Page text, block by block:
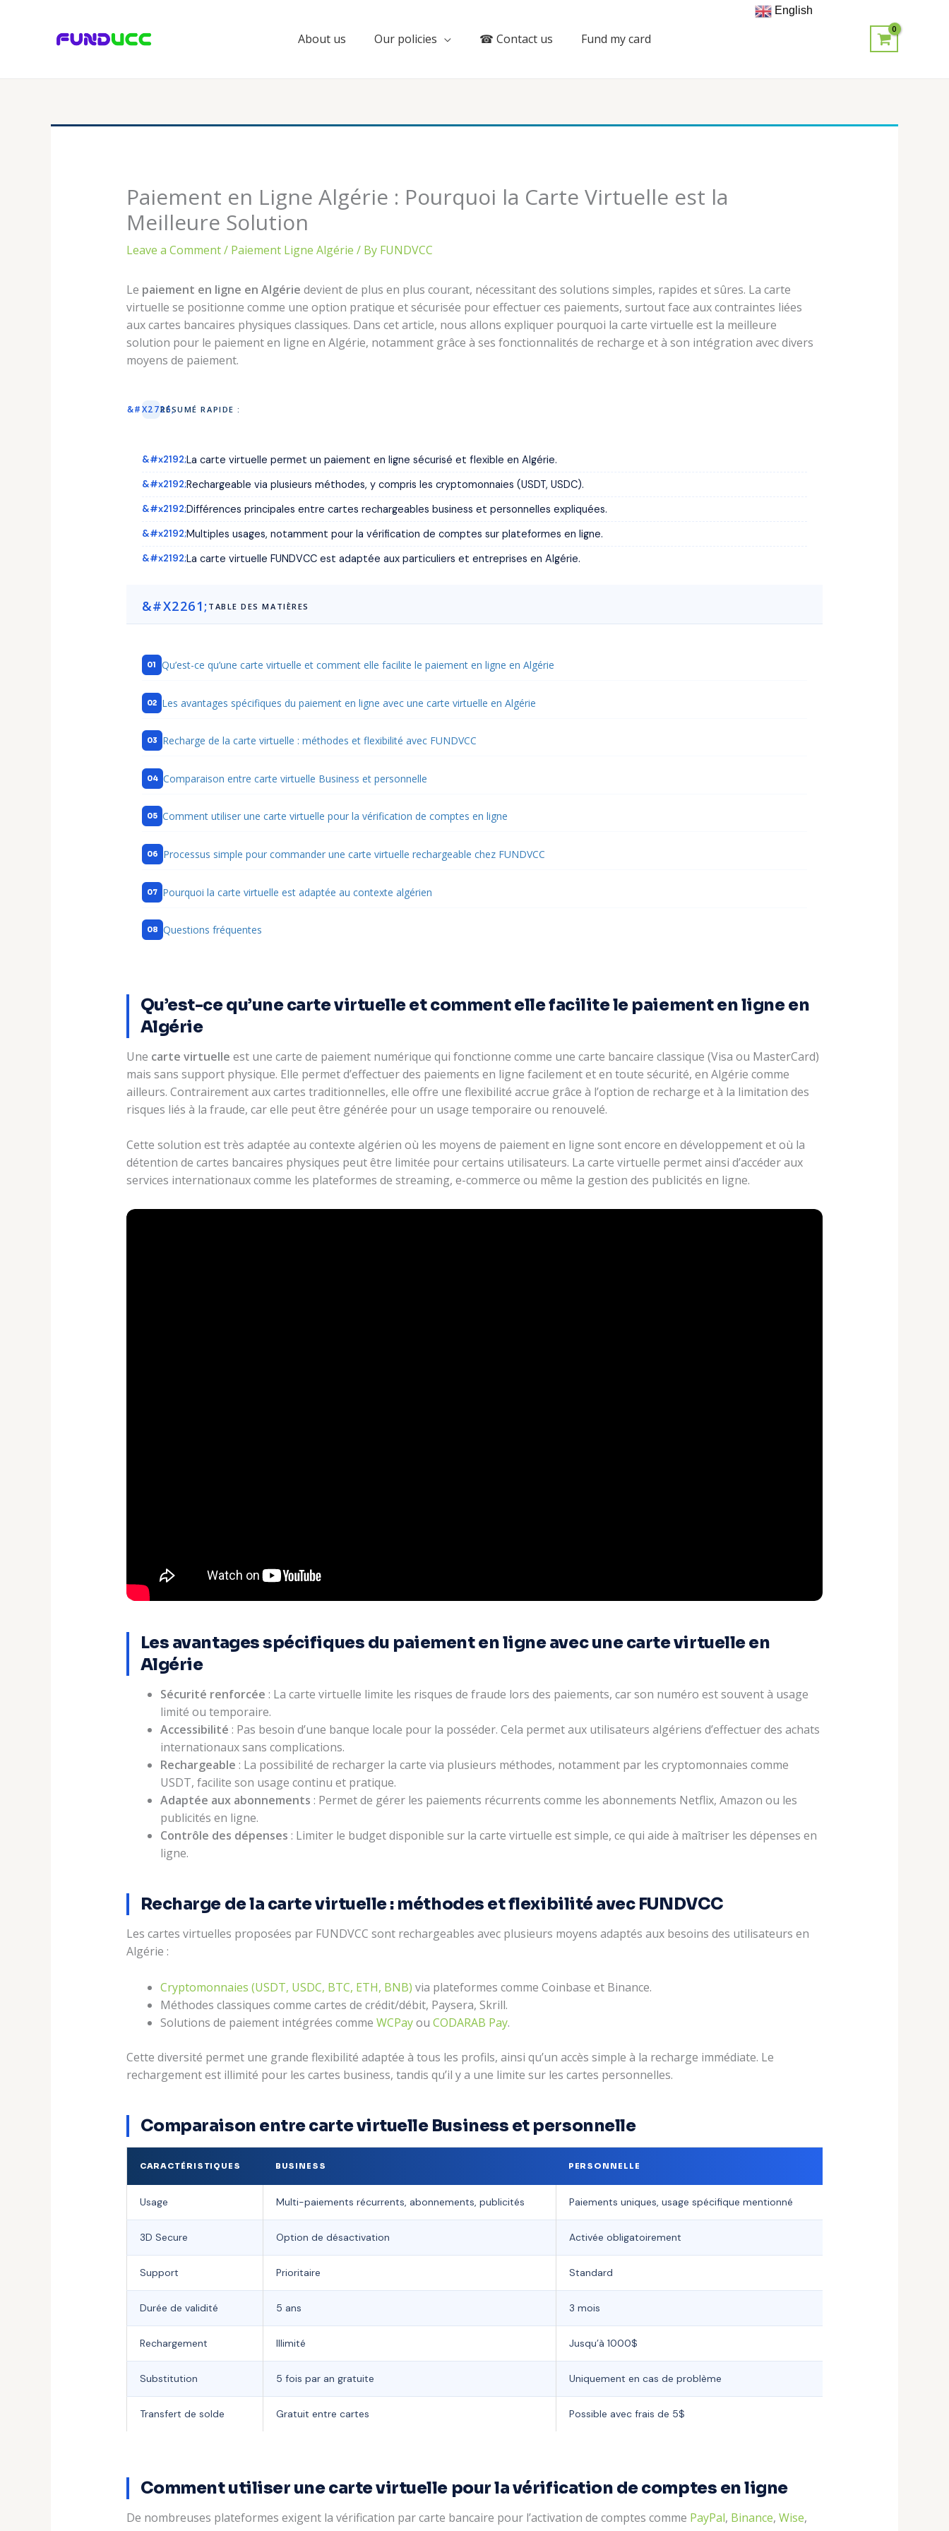
About us Our policies ☎ Contact us Fund my card
Paiement en Ligne Algérie : Pourquoi la Carte Virtuelle est la
Meilleure Solution
Leave a Comment/ Paiement Ligne Algérie / By FUNDVCC
Le paiement en ligne en Algérie devient de plus en plus courant, nécessitant des solutions simples, rapides et sûres. La carte
virtuelle se positionne comme une option pratique et sécurisée pour effectuer ces paiements, surtout face aux contraintes liées
aux cartes bancaires physiques classiques. Dans cet article, nous allons expliquer pourquoi la carte virtuelle est la meilleure
solution pour le paiement en ligne en Algérie, notamment grâce à ses fonctionnalités de recharge et à son intégration avec divers
moyens de paiement.
RÉSUMÉ RAPIDE :
La carte virtuelle permet un paiement en ligne sécurisé et flexible en Algérie.
Rechargeable via plusieurs méthodes, y compris les cryptomonnaies (USDT, USDC).
Différences principales entre cartes rechargeables business et personnelles expliquées.
Multiples usages, notamment pour la vérification de comptes sur plateformes en ligne.
La carte virtuelle FUNDVCC est adaptée aux particuliers et entreprises en Algérie.
TABLE DES MATIÈRES
Qu’est-ce qu’une carte virtuelle et comment elle facilite le paiement en ligne en Algérie
Les avantages spécifiques du paiement en ligne avec une carte virtuelle en Algérie
Recharge de la carte virtuelle : méthodes et flexibilité avec FUNDVCC
Comparaison entre carte virtuelle Business et personnelle
Comment utiliser une carte virtuelle pour la vérification de comptes en ligne
Processus simple pour commander une carte virtuelle rechargeable chez FUNDVCC
Pourquoi la carte virtuelle est adaptée au contexte algérien
Questions fréquentes
Qu’est-ce qu’une carte virtuelle et comment elle facilite le paiement en ligne en
Algérie
Une carte virtuelle est une carte de paiement numérique qui fonctionne comme une carte bancaire classique (Visa ou MasterCard)
mais sans support physique. Elle permet d’effectuer des paiements en ligne facilement et en toute sécurité, en Algérie comme
ailleurs. Contrairement aux cartes traditionnelles, elle offre une flexibilité accrue grâce à l’option de recharge et à la limitation des
risques liés à la fraude, car elle peut être générée pour un usage temporaire ou renouvelé.
Cette solution est très adaptée au contexte algérien où les moyens de paiement en ligne sont encore en développement et où la
détention de cartes bancaires physiques peut être limitée pour certains utilisateurs. La carte virtuelle permet ainsi d’accéder aux
services internationaux comme les plateformes de streaming, e-commerce ou même la gestion des publicités en ligne.
Les avantages spécifiques du paiement en ligne avec une carte virtuelle en
Algérie
Sécurité renforcée : La carte virtuelle limite les risques de fraude lors des paiements, car son numéro est souvent à usage
limité ou temporaire.
Accessibilité : Pas besoin d’une banque locale pour la posséder. Cela permet aux utilisateurs algériens d’effectuer des achats
internationaux sans complications.
Rechargeable : La possibilité de recharger la carte via plusieurs méthodes, notamment par les cryptomonnaies comme
USDT, facilite son usage continu et pratique.
Adaptée aux abonnements : Permet de gérer les paiements récurrents comme les abonnements Netflix, Amazon ou les
publicités en ligne.
Contrôle des dépenses : Limiter le budget disponible sur la carte virtuelle est simple, ce qui aide à maîtriser les dépenses en
ligne.
Recharge de la carte virtuelle : méthodes et flexibilité avec FUNDVCC
Les cartes virtuelles proposées par FUNDVCC sont rechargeables avec plusieurs moyens adaptés aux besoins des utilisateurs en
Algérie :
Cryptomonnaies (USDT, USDC, BTC, ETH, BNB) via plateformes comme Coinbase et Binance.
Méthodes classiques comme cartes de crédit/débit, Paysera, Skrill.
Solutions de paiement intégrées comme WCPayou CODARAB Pay.
Cette diversité permet une grande flexibilité adaptée à tous les profils, ainsi qu’un accès simple à la recharge immédiate. Le
rechargement est illimité pour les cartes business, tandis qu’il y a une limite sur les cartes personnelles.
Comparaison entre carte virtuelle Business et personnelle
CARACTÉRISTIQUES BUSINESS PERSONNELLE
Usage Multi-paiements récurrents, abonnements, publicités Paiements uniques, usage spécifique mentionné
3D Secure Option de désactivation Activée obligatoirement
Support Prioritaire Standard
Durée de validité 5 ans 3 mois
Rechargement Illimité Jusqu’à 1000$
Substitution 5 fois par an gratuite Uniquement en cas de problème
Transfert de solde Gratuit entre cartes Possible avec frais de 5$
Comment utiliser une carte virtuelle pour la vérification de comptes en ligne
De nombreuses plateformes exigent la vérification par carte bancaire pour l’activation de comptes comme PayPal, Binance, Wise,
English